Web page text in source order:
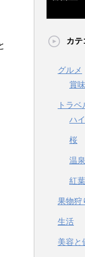
カテ
グルメ
賞
トラベ
ハ
桜
温泉
紅葉
果物狩
生活
美容と